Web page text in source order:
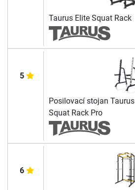
Taurus Elite Squat Rack
5
Posilovací stojan Taurus
Squat Rack Pro
6